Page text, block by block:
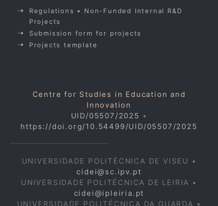
Regulations • Non-Funded Internal R&D
Projects
Submission form for projects
Projects template
Centre for Studies in Education and
Innovation
UID/05507/2025 •
https://doi.org/10.54499/UID/05507/2025
UNIVERSIDADE POLITÉCNICA DE VISEU •
cidei@sc.ipv.pt
UNIVERSIDADE POLITÉCNICA DE LEIRIA •
cidei@ipleiria.pt
UNIVERSIDADE POLITÉCNICA DA GUARDA •